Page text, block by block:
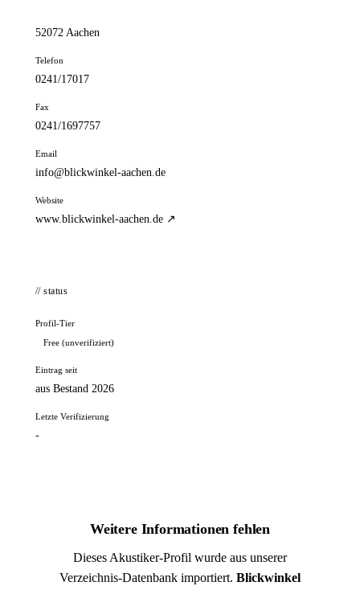
52072 Aachen
Telefon
0241/17017
Fax
0241/1697757
Email
info@blickwinkel-aachen.de
Website
www.blickwinkel-aachen.de ↗
// status
Profil-Tier
Free (unverifiziert)
Eintrag seit
aus Bestand 2026
Letzte Verifizierung
-
Weitere Informationen fehlen
Dieses Akustiker-Profil wurde aus unserer
Verzeichnis-Datenbank importiert. Blickwinkel